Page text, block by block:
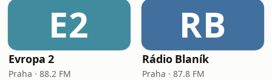
E2
Evropa 2
Praha · 88.2 FM
RB
Rádio Blaník
Praha · 87.8 FM